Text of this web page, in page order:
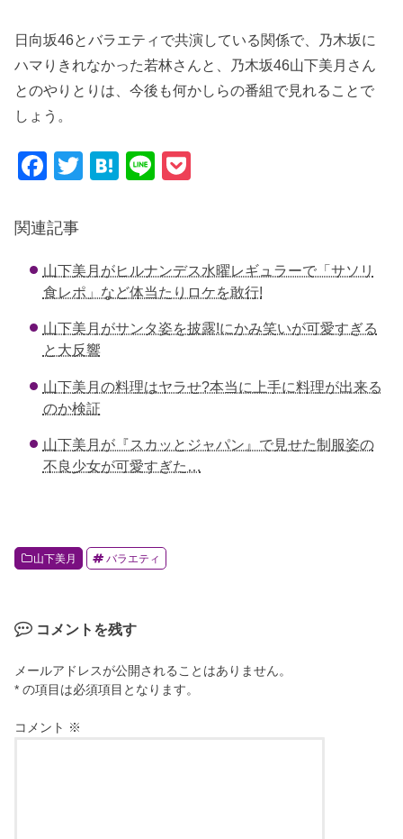
日向坂46とバラエティで共演している関係で、乃木坂に
ハマりきれなかった若林さんと、乃木坂46山下美月さん
とのやりとりは、今後も何かしらの番組で見れることで
しょう。
F
c
b
o
o
k
T
H
a
Li
関連記事
山下美月がヒルナンデス水曜レギュラーで「サソリ
食レポ」など体当たりロケを敢行!
山下美月がサンタ姿を披露!にかみ笑いが可愛すぎる
と大反響
山下美月の料理はヤラせ?本当に上手に料理が出来る
のか検証
山下美月が『スカッとジャパン』で見せた制服姿の
不良少女が可愛すぎた…
山下美月 バラエティ
コメントを残す
メールアドレスが公開されることはありません。
* の項目は必須項目となります。
コメント ※